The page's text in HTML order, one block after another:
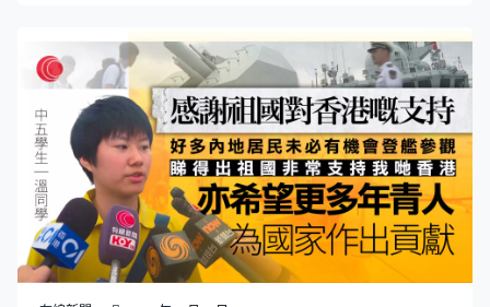
清理瓦礫。烏軍稱俄羅斯向基輔等地發射74枚導彈，出動
近500架無人機，攻勢持續逾11小時，過百人死傷，約
130座建築物受損。基輔市長克利奇科形容是開戰以來俄
軍最猛烈的攻擊，宣布周五為哀悼日。有專家指，俄軍同
一時間內使用多種武器攻擊，削弱烏克蘭的防空系統。 總
統澤連斯基提早結束外訪，由愛爾蘭回國善後認為若盟友
及時交付防空導彈就能減少傷亡。澤連斯基：「你看到緩
慢交付（防空系統）的後果，這是個大問題。這些人不僅
失去寓所，他們失去家園，失去了孩子、家人和性命。」
他強調只要求盟友履行已達成的協議，而非提出額外要